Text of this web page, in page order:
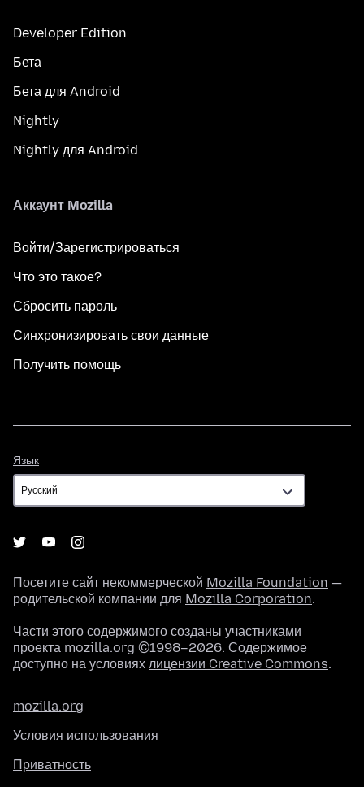
Developer Edition
Бета
Бета для Android
Nightly
Nightly для Android
Аккаунт Mozilla
Войти/Зарегистрироваться
Что это такое?
Сбросить пароль
Синхронизировать свои данные
Получить помощь
Язык
Посетите сайт некоммерческой Mozilla Foundation —
родительской компании для Mozilla Corporation.
Части этого содержимого созданы участниками
проекта mozilla.org ©1998–2026. Содержимое
доступно на условиях лицензии Creative Commons.
mozilla.org
Условия использования
Приватность